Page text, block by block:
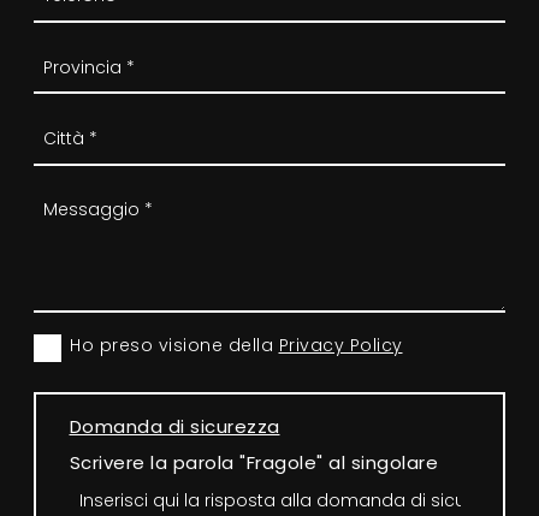
Ho preso visione della Privacy Policy
Domanda di sicurezza
Scrivere la parola "Fragole" al singolare